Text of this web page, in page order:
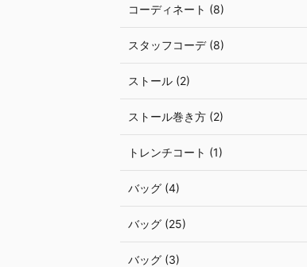
コーディネート (8)
スタッフコーデ (8)
ストール (2)
ストール巻き方 (2)
トレンチコート (1)
バッグ (4)
バッグ (25)
バッグ (3)